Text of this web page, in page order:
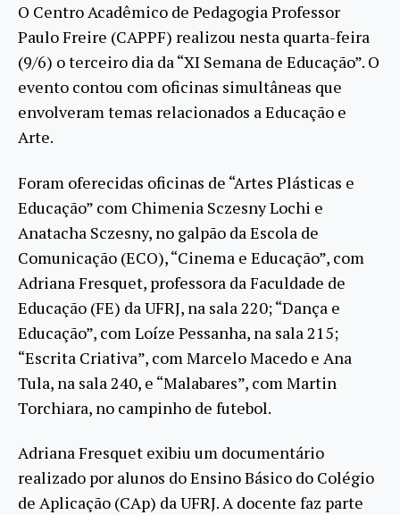
O Centro Acadêmico de Pedagogia Professor
Paulo Freire (CAPPF) realizou nesta quarta-feira
(9/6) o terceiro dia da “XI Semana de Educação”. O
evento contou com oficinas simultâneas que
envolveram temas relacionados a Educação e
Arte.
Foram oferecidas oficinas de “Artes Plásticas e
Educação” com Chimenia Sczesny Lochi e
Anatacha Sczesny, no galpão da Escola de
Comunicação (ECO), “Cinema e Educação”, com
Adriana Fresquet, professora da Faculdade de
Educação (FE) da UFRJ, na sala 220; “Dança e
Educação”, com Loíze Pessanha, na sala 215;
“Escrita Criativa”, com Marcelo Macedo e Ana
Tula, na sala 240, e “Malabares”, com Martin
Torchiara, no campinho de futebol.
Adriana Fresquet exibiu um documentário
realizado por alunos do Ensino Básico do Colégio
de Aplicação (CAp) da UFRJ. A docente faz parte